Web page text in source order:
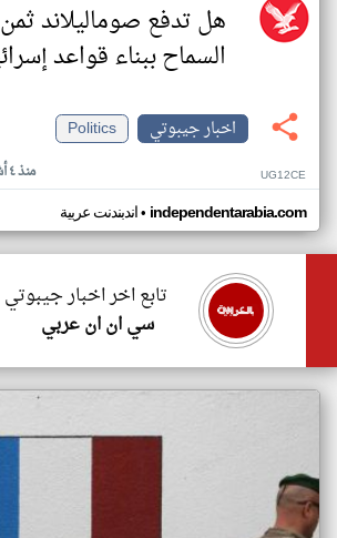
هل تدفع صوماليلاند
السماح ببناء قواعد
اخبار جيبوتي
Politics
منذ ٤ أشهر UG12CE
اندبندنت عربية• independentarabia.com
تابع اخر اخبار
سي ان ان عربي